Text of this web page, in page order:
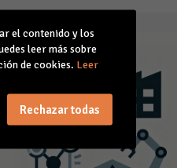
el contenido y los
leer más sobre
de cookies. Leer
Rechazar todas